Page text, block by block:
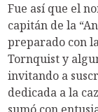
Fue así que el
capitán de la
preparado con
Tornquist y
invitando a
dedicada a la